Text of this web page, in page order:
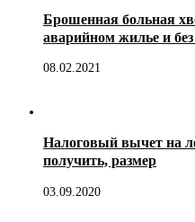
Брошенная больная
аварийном жилье и
08.02.2021
Налоговый вычет на
получить, размер
03.09.2020